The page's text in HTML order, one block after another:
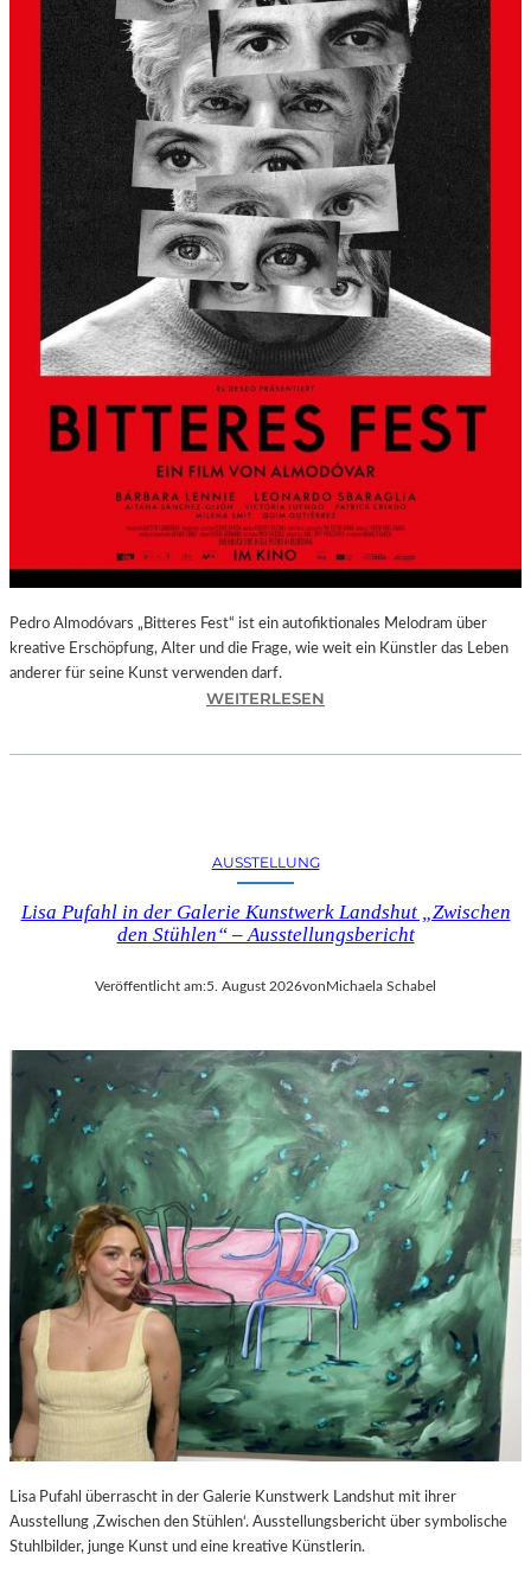
S
L
B
E
R
G
A
L
S
K
Ü
N
S
T
L
H
A
U
S
–
A
S
S
R
I
H
S
C
H
A
B
E
L
-
K
U
L
T
U
R
-
B
O
G
Pedro Almodóvars „Bitteres Fest“ ist ein autofiktionales Melodram über
kreative Erschöpfung, Alter und die Frage, wie weit ein Künstler das Leben
anderer für seine Kunst verwenden darf.
WEITERLESEN
S
F
S
–
F
I
L
M
K
R
I
T
I
K
Z
U
P
E
D
O
A
L
AUSSTELLUNG
Lisa Pufahl in der Galerie Kunstwerk Landshut „Zwischen
den Stühlen“ – Ausstellungsbericht
Veröffentlicht am:5. August 2026von Michaela Schabel
Lisa Pufahl überrascht in der Galerie Kunstwerk Landshut mit ihrer
Ausstellung ‚Zwischen den Stühlen‘. Ausstellungsbericht über symbolische
Stuhlbilder, junge Kunst und eine kreative Künstlerin.